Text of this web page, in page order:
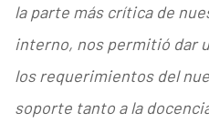
la parte más crítica de
interno, nos permitió dar
los requerimientos del
soporte tanto a la